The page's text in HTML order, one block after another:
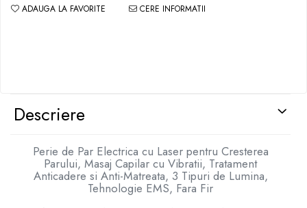
ADAUGA LA FAVORITE CERE INFORMATII
Descriere
Perie de Par Electrica cu Laser pentru Cresterea
Parului, Masaj Capilar cu Vibratii, Tratament
Anticadere si Anti-Matreata, 3 Tipuri de Lumina,
Tehnologie EMS, Fara Fir